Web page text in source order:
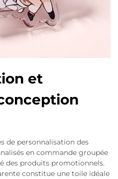
et
de personnalisation des
en commande groupée
des produits promotionnels.
constitue une toile idéale